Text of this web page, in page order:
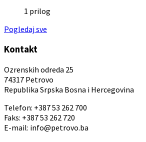
1 prilog
Pogledaj sve
Kontakt
Ozrenskih odreda 25
74317 Petrovo
Republika Srpska Bosna i Hercegovina
Telefon: +387 53 262 700
Faks: +387 53 262 720
E-mail: info@petrovo.ba